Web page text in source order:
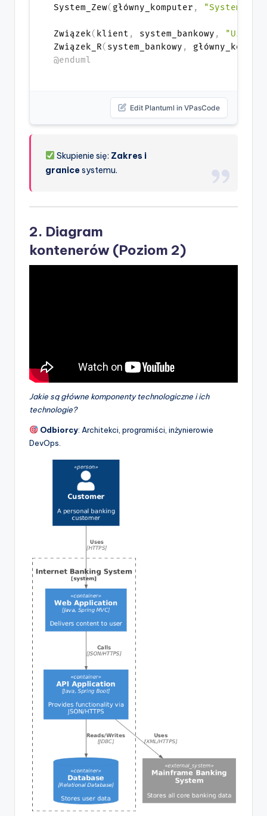
System_Zew( główny_komputer , "System
Związek( klient , system_bankowy , "Używa"
Związek_R( system_bankowy ,
@enduml
Edit Plantuml in VPasCode
Skupienie się: Zakres i
granicesystemu.
2. Diagram
kontenerów (Poziom 2)
Jakie są główne komponenty technologiczne i ich
technologie?
Odbiorcy: Architekci, programiści, inżynierowie
DevOps.